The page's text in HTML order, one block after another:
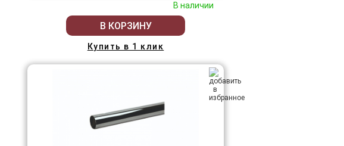
В наличии
В КОРЗИНУ
Купить в 1 клик